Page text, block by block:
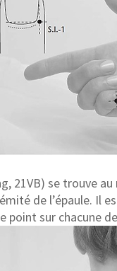
21VB) se trouve
de l’épaule. Il
point sur chacune